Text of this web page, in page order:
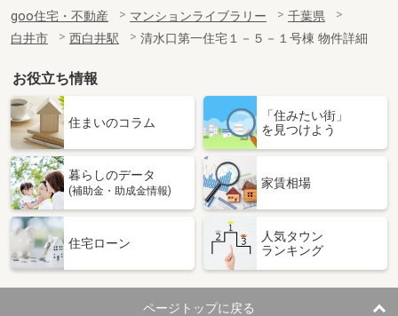
goo住宅・不動産 マンションライブラリー
千葉県
白井市
西白井駅 清水口第一住宅１－５－１号棟 物件詳細
お役立ち情報
住まいのコラム
「住みたい街」
を見つけよう
暮らしのデータ
(補助金・助成金情報)
家賃相場
住宅ローン
人気タウン
ランキング
ページトップに戻る